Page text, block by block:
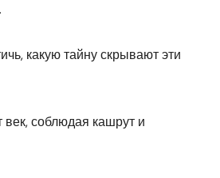
какую тайну скрывают эти
соблюдая кашрут и